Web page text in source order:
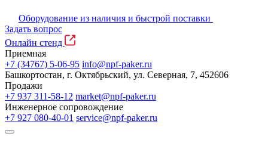
Оборудование из наличия и быстрой поставки
Задать вопрос
Онлайн стенд
Приемная
+7 (34767) 5-06-95 info@npf-paker.ru
Башкортостан, г. Октябрьский, ул. Северная, 7, 452606
Продажи
+7 937 311-58-12 market@npf-paker.ru
Инженерное сопровождение
+7 927 080-40-01 service@npf-paker.ru